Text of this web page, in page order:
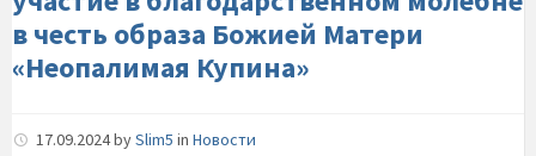
честь-
образа-
Божией-
в честь образа Божией Матери
«Неопалимая Купина»
17.09.2024bySlim5 in Новости